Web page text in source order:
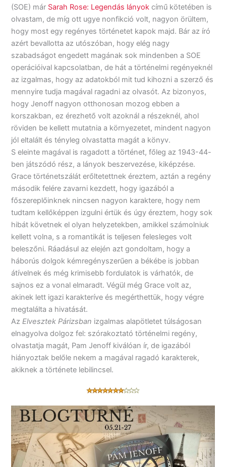
(SOE) már Sarah Rose: Legendás lányok című kötetében is
olvastam, de míg ott ugye nonfikció volt, nagyon örültem,
hogy most egy regényes történetet kapok majd. Bár az író
azért bevallotta az utószóban, hogy elég nagy
szabadságot engedett magának sok mindenben a SOE
operációival kapcsolatban, de hát a történelmi regényeknél
az izgalmas, hogy az adatokból mit tud kihozni a szerző és
mennyire tudja magával ragadni az olvasót. Az bizonyos,
hogy Jenoff nagyon otthonosan mozog ebben a
korszakban, ez érezhető volt azoknál a részeknél, ahol
röviden be kellett mutatnia a környezetet, mindent nagyon
jól eltalált és tényleg olvastatta magát a könyv.
S eleinte magával is ragadott a történet, főleg az 1943-44-
ben játszódó rész, a lányok beszervezése, kiképzése.
Grace történetszálát erőltetettnek éreztem, aztán a regény
második felére zavarni kezdett, hogy igazából a
főszereplőinknek nincsen nagyon karaktere, hogy nem
tudtam kellőképpen izgulni értük és úgy éreztem, hogy sok
hibát követnek el olyan helyzetekben, amikkel számolniuk
kellett volna, s a romantikát is teljesen felesleges volt
beleszőni. Ráadásul az elején azt gondoltam, hogy a
háborús dolgok kémregényszerűen a békébe is jobban
átívelnek és még krimisebb fordulatok is várhatók, de
sajnos ez a vonal elmaradt. Végül még Grace volt az,
akinek lett igazi karakteríve és megérthettük, hogy végre
megtalálta a hivatását.
AzElvesztek Párizsban izgalmas alapötletet túlságosan
elnagyolva dolgoz fel: szórakoztató történelmi regény,
olvastatja magát, Pam Jenoff kiválóan ír, de igazából
hiányoztak belőle nekem a magával ragadó karakterek,
akiknek a története lebilincsel.